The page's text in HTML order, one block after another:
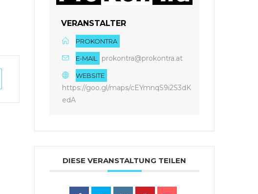
VERANSTALTER
PROKONTRA
E-MAIL prokontra@prokontra.at
WEBSITE
https://goo.gl/maps/cEYmnqS9i2S3dK
edA
DIESE VERANSTALTUNG TEILEN